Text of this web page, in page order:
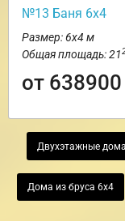
№13 Баня 6х4
Размер: 6х4 м
Общая площадь: 21
от 638900
Двухэтажные
Дома из бруса 6х4